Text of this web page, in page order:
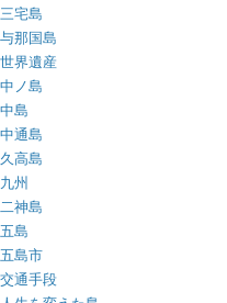
三宅島
与那国島
世界遺産
中ノ島
中島
中通島
久高島
九州
二神島
五島
五島市
交通手段